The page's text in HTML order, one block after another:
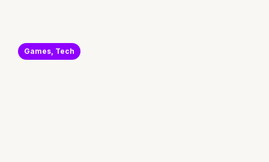
Games, Tech